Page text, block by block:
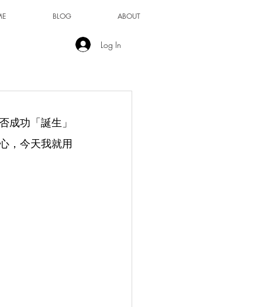
BLOG ABOUT
Log In
成功「誕生」
，今天我就用